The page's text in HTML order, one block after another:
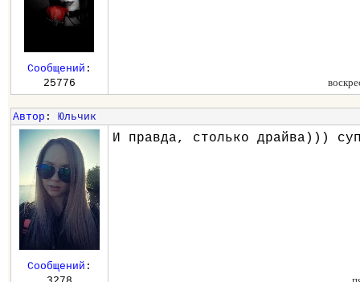
Сообщений :
25776
Автор : Юльчик
И правда, столько драйва)))
Сообщений :